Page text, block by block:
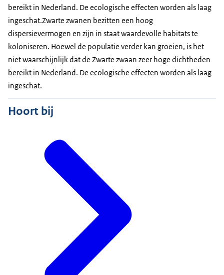
bereikt in Nederland. De ecologische effecten worden als laag
ingeschat.Zwarte zwanen bezitten een hoog
dispersievermogen en zijn in staat waardevolle habitats te
koloniseren. Hoewel de populatie verder kan groeien, is het
niet waarschijnlijk dat de Zwarte zwaan zeer hoge dichtheden
bereikt in Nederland. De ecologische effecten worden als laag
ingeschat.
Hoort bij